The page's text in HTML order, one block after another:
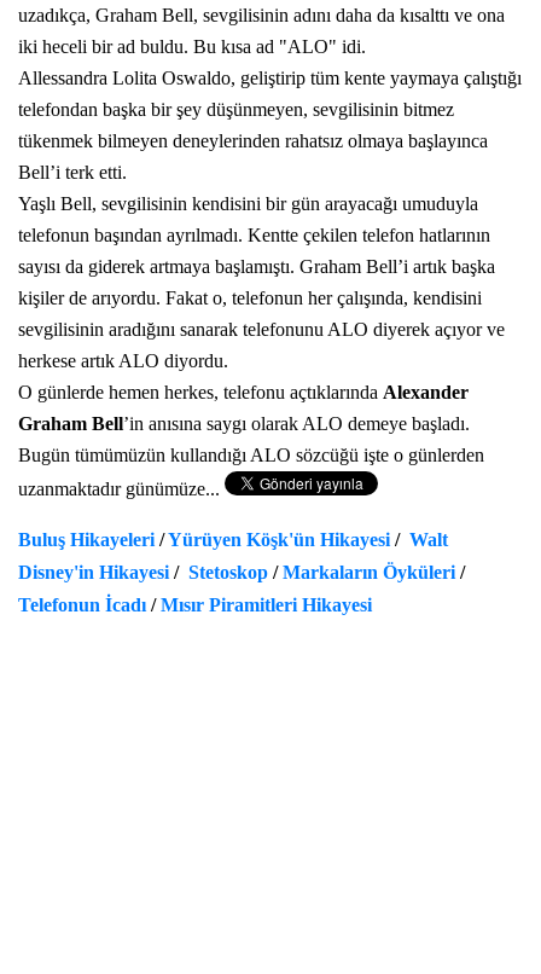
uzadıkça, Graham Bell, sevgilisinin adını daha da kısalttı ve ona
iki heceli bir ad buldu. Bu kısa ad "ALO" idi.
Allessandra Lolita Oswaldo, geliştirip tüm kente yaymaya çalıştığı
telefondan başka bir şey düşünmeyen, sevgilisinin bitmez
tükenmek bilmeyen deneylerinden rahatsız olmaya başlayınca
Bell’i terk etti.
Yaşlı Bell, sevgilisinin kendisini bir gün arayacağı umuduyla
telefonun başından ayrılmadı. Kentte çekilen telefon hatlarının
sayısı da giderek artmaya başlamıştı. Graham Bell’i artık başka
kişiler de arıyordu. Fakat o, telefonun her çalışında, kendisini
sevgilisinin aradığını sanarak telefonunu ALO diyerek açıyor ve
herkese artık ALO diyordu.
O günlerde hemen herkes, telefonu açtıklarında Alexander
Graham Bell’in anısına saygı olarak ALO demeye başladı.
Bugün tümümüzün kullandığı ALO sözcüğü işte o günlerden
uzanmaktadır günümüze...
Buluş Hikayeleri /Yürüyen Köşk'ün Hikayesi / Walt
Disney'in Hikayesi / Stetoskop /Markaların Öyküleri /
Telefonun İcadı /Mısır Piramitleri Hikayesi